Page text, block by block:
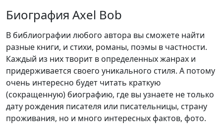
Биография Axel Bob
В библиографии любого автора вы сможете найти
разные книги, и стихи, романы, поэмы в частности.
Каждый из них творит в определенных жанрах и
придерживается своего уникального стиля. А потому
очень интересно будет читать краткую
(сокращенную) биографию, где вы узнаете не только
дату рождения писателя или писательницы, страну
проживания, но и много интересных фактов, фото.